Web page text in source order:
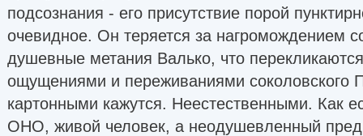
подсознания - его присутствие порой
очевидное. Он теряется за нагромождением
душевные метания Валько, что
ощущениями и переживаниями соколовского
картонными кажутся. Неестественными. Как
ОНО, живой человек, а неодушевленный